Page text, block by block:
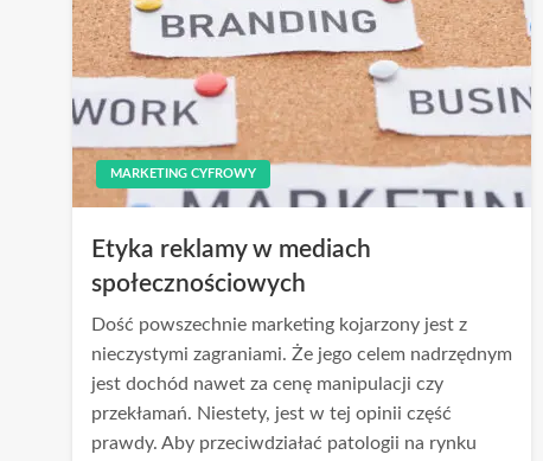
MARKETING CYFROWY
Etyka reklamy w mediach
społecznościowych
Dość powszechnie marketing kojarzony jest z
nieczystymi zagraniami. Że jego celem nadrzędnym
jest dochód nawet za cenę manipulacji czy
przekłamań. Niestety, jest w tej opinii część
prawdy. Aby przeciwdziałać patologii na rynku